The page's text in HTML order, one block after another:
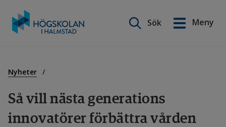
innehåll
Sök
Meny
Nyheter
Så vill nästa generations
innovatörer förbättra vården
English
Utbildning
Forskning